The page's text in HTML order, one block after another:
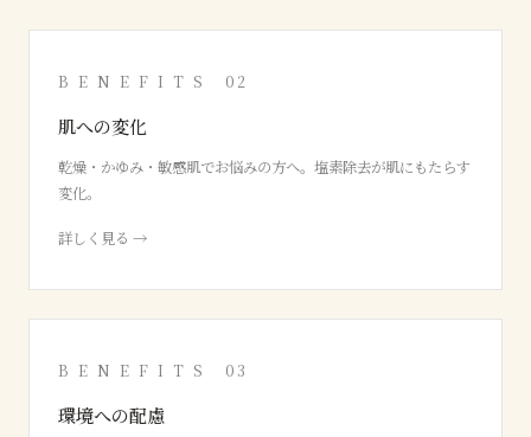
B E N E F I T S 02
肌への変化
乾燥・かゆみ・敏感肌でお悩みの方へ。塩素除去が肌にもたらす
変化。
詳しく見る →
B E N E F I T S 03
環境への配慮